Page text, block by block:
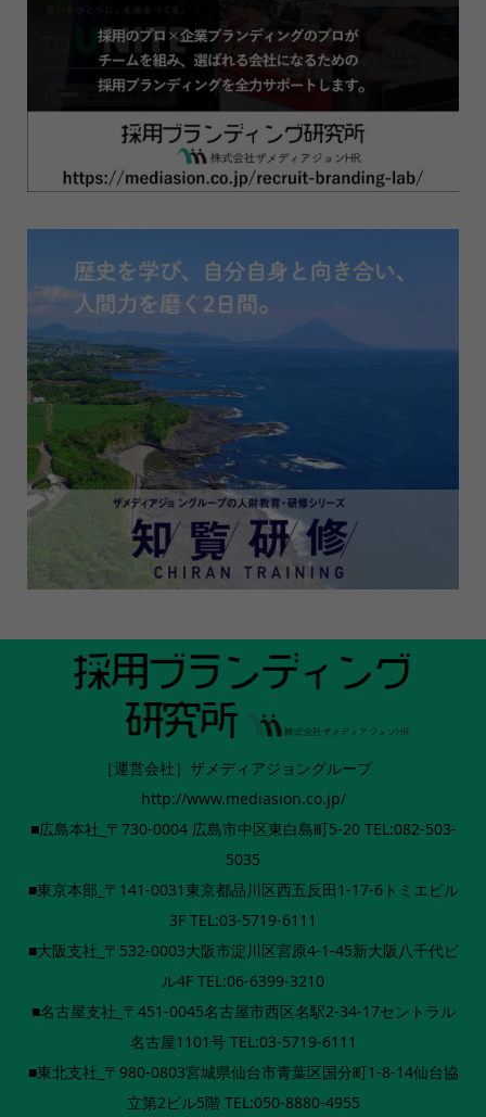
［運営会社］ザメディアジョングループ
http://www.mediasion.co.jp/
■広島本社_〒730-0004 広島市中区東白島町5-20 TEL:082-503-
5035
■東京本部_〒141-0031東京都品川区西五反田1-17-6トミエビル
3F TEL:03-5719-6111
■大阪支社_〒532-0003大阪市淀川区宮原4-1-45新大阪八千代ビ
ル4F TEL:06-6399-3210
■名古屋支社_〒451-0045名古屋市西区名駅2-34-17セントラル
名古屋1101号 TEL:03-5719-6111
■東北支社_〒980-0803宮城県仙台市青葉区国分町1-8-14仙台協
立第2ビル5階 TEL:050-8880-4955